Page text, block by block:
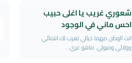
شعوري غريب يا اغلى حبيب
احس ماني في الوجود
انت الوطن مهما خيالي تغرب لك انتمائي
وولائي وميولي. ماهو غري...